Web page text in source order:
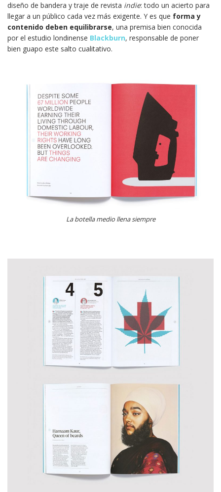
diseño de bandera y traje de revista indie: todo un acierto para
llegar a un público cada vez más exigente. Y es que forma y
contenido deben equilibrarse, una premisa bien conocida
por el estudio londinense Blackburn, responsable de poner
bien guapo este salto cualitativo.
La botella medio llena siempre